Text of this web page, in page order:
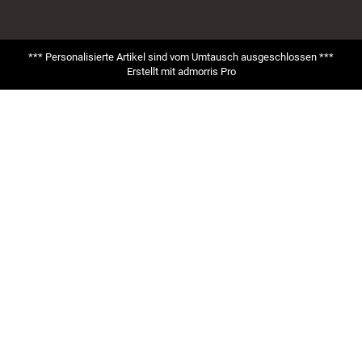
*** Personalisierte Artikel sind vom Umtausch ausgeschlossen ***
Erstellt mit admorris Pro